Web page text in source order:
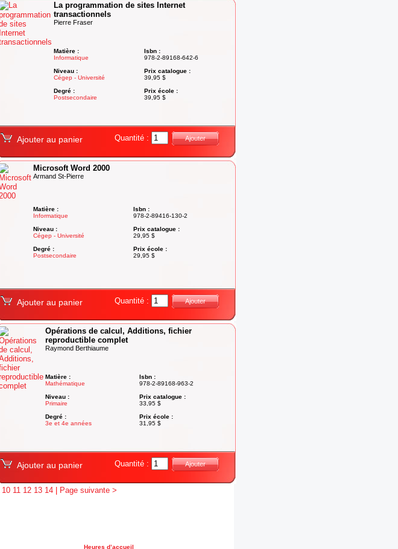
La programmation de sites Internet
transactionnels
Pierre Fraser
Matière :
Informatique
Niveau :
Cégep - Université
Degré :
Postsecondaire
Isbn :
978-2-89168-642-6
Prix catalogue :
39,95 $
Prix école :
39,95 $
Ajouter au panier Quantité : Ajouter
Microsoft Word 2000
Armand St-Pierre
Matière :
Informatique
Niveau :
Cégep - Université
Degré :
Postsecondaire
Isbn :
978-2-89416-130-2
Prix catalogue :
29,95 $
Prix école :
29,95 $
Ajouter au panier Quantité : Ajouter
Opérations de calcul, Additions, fichier
reproductible complet
Raymond Berthiaume
Matière :
Mathématique
Niveau :
Primaire
Degré :
3e et 4e années
Isbn :
978-2-89168-963-2
Prix catalogue :
33,95 $
Prix école :
31,95 $
Ajouter au panier Quantité : Ajouter
10 11 12 13 14 Page suivante >
Heures d’accueil